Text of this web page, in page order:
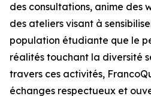
des consultations, anime des
des ateliers visant à
population étudiante que le
réalités touchant la diversité
travers ces activités,
échanges respectueux et